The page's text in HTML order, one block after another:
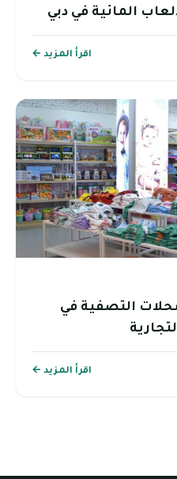
المائية في دبي
اقرأ المزيد ←
التصفية في
اقرأ المزيد ←